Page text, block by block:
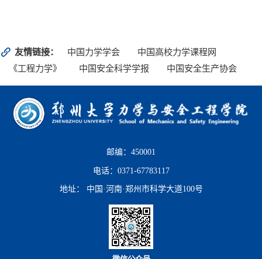
友情链接： 中国力学学会
中国高校力学课程网
《工程力学》
中国安全科学学报 中国安全生产协会
邮编：450001
电话：0371-67783117
地址： 中国·河南·郑州市科学大道100号